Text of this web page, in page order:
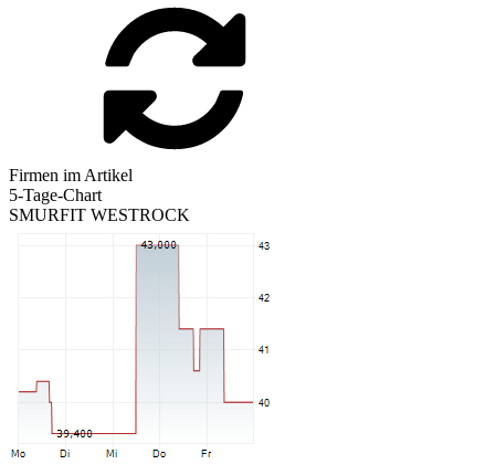
Firmen im Artikel
5-Tage-Chart
SMURFIT WESTROCK